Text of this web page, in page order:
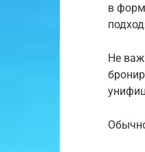
в
Не